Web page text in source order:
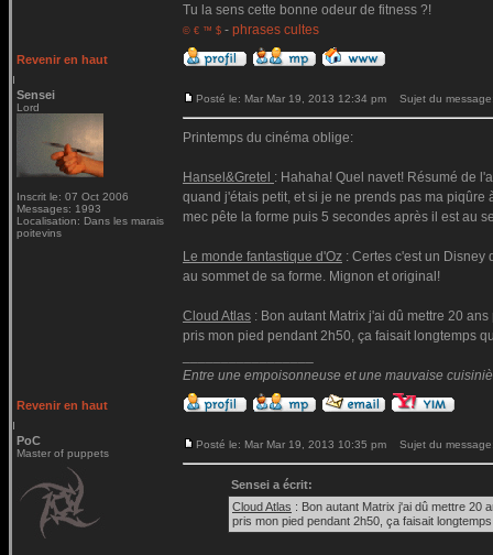
Tu la sens cette bonne odeur de fitness ?!
© € ™ $ - phrases cultes
Revenir en haut
Sensei
Lord
Inscrit le: 07 Oct 2006
Messages: 1993
Localisation: Dans les marais
poitevins
Posté le: Mar Mar 19, 2013 12:34 pm Sujet du
Printemps du cinéma oblige:
Hansel&Gretel : Hahaha! Quel navet! Résumé de
quand j'étais petit, et si je ne prends pas ma
mec pête la forme puis 5 secondes après il est au
Le monde fantastique d'Oz : Certes c'est un Disney
au sommet de sa forme. Mignon et original!
Cloud Atlas : Bon autant Matrix j'ai dû mettre 20
pris mon pied pendant 2h50, ça faisait longtemps
Entre une empoisonneuse et une mauvaise
Revenir en haut
PoC
Master of puppets
Posté le: Mar Mar 19, 2013 10:35 pm Sujet du
Sensei a écrit:
Cloud Atlas : Bon autant Matrix j'ai dû mettre 20
pris mon pied pendant 2h50, ça faisait